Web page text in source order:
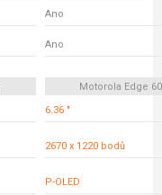
Ano
Ano
Motorola Edge
6.36 "
2670 x 1220 bodů
P-OLED